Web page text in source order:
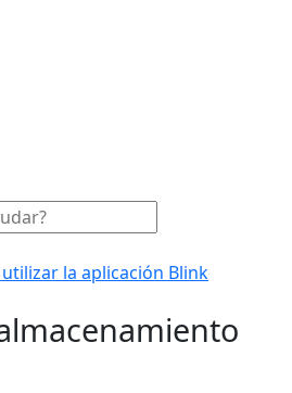
la aplicación Blink